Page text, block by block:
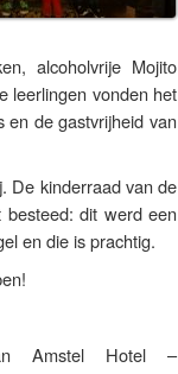
alcoholvrije Mojito
leerlingen vonden het
en de gastvrijheid van
De kinderraad van de
dit werd een
en die is prachtig.
Amstel Hotel –